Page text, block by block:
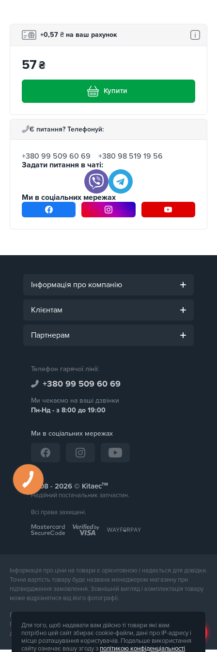
+0,57 ₴ на ваш рахунок
57₴
Купити
Є питання? Телефонуй:
+380 99 509 60 69
+380 98 519 19 56
Задати питання в чаті:
Ми в соціальних мережах
Інформація про компанію
Клієнтам
Партнерам
Телефон гарячої лінії:
+380 99 509 60 69
Ми чекаємо на ваші дзвінки
Пн-Нд - з 8:00 до 19:00
Ми в соціальних мережах
2008 - © Kitaecтм
Надійний постачальник запчастин.
Всі права захищені.
Інформація про ціни на товари є орієнтовною і надається для довідки.
Точна вартість товару буде названа менеджером магазину при
підтвердження замовлення. Зовнішній вигляд і комплектація товару
може відрізнятися від його фотографії.
Послуги надає ФОП Тюпа Петро Павлович, ІПН 2770105454.
Політика конфіденційності доступна запосиланням. Публічна оферта
доступна запосиланням.
Для того, щоб надавати вам дійсно ті товари які вам
потрібно цей сайт збирає cookie-файли, дані про IP-адресу і
місце розташування користувачів. Подальше використання
сайту означає вашу згоду з політикою конфіденціальності.